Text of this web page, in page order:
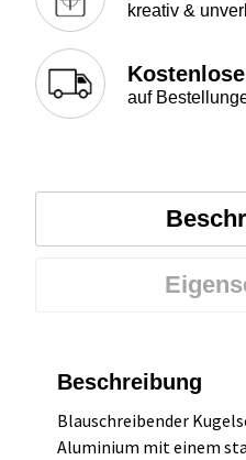
kreativ &
auf
Beschreibung
Blauschreibender
Aluminium mit einem